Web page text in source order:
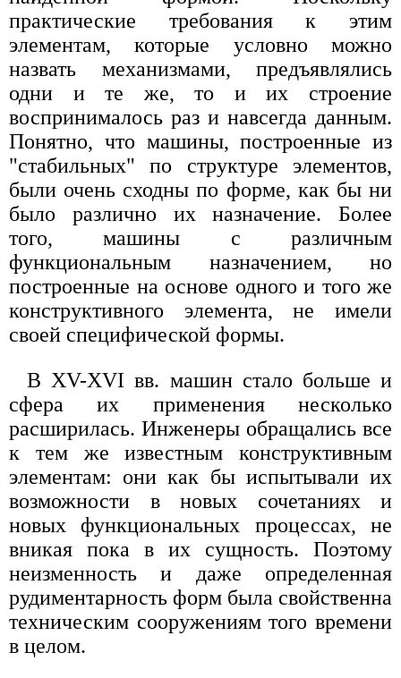
практические требования к этим
элементам, которые условно можно
назвать механизмами, предъявлялись
одни и те же, то и их строение
воспринималось раз и навсегда данным.
Понятно, что машины, построенные из
"стабильных" по структуре элементов,
были очень сходны по форме, как бы ни
было различно их назначение. Более
того, машины с различным
функциональным назначением, но
построенные на основе одного и того же
конструктивного элемента, не имели
своей специфической формы.
В XV-XVI вв. машин стало больше и
сфера их применения несколько
расширилась. Инженеры обращались все
к тем же известным конструктивным
элементам: они как бы испытывали их
возможности в новых сочетаниях и
новых функциональных процессах, не
вникая пока в их сущность. Поэтому
неизменность и даже определенная
рудиментарность форм была свойственна
техническим сооружениям того времени
в целом.